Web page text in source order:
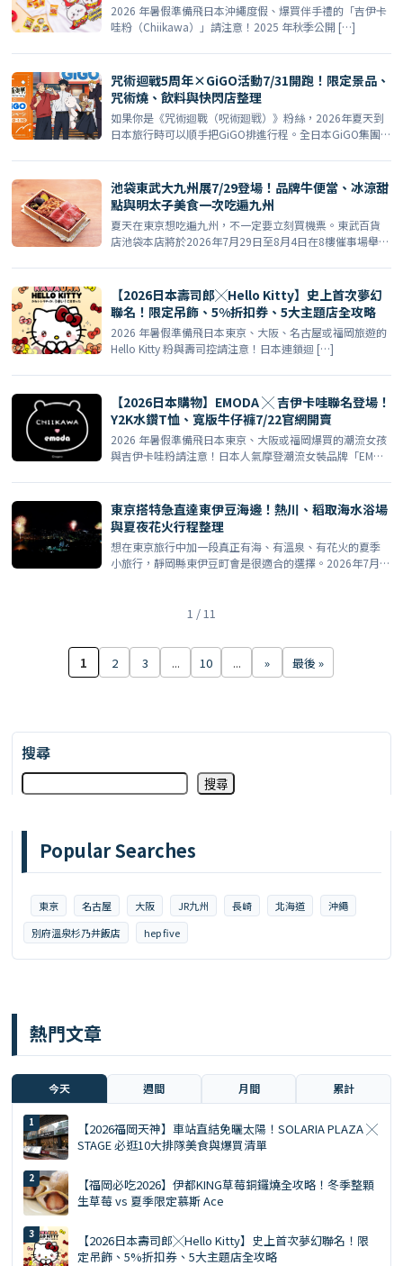
2026 年暑假準備飛日本沖繩度假、爆買伴手禮的「吉伊卡
哇粉（Chiikawa）」請注意！2025 年秋季公開 […]
咒術迴戰5周年×GiGO活動7/31開跑！限定景品、
咒術燒、飲料與快閃店整理
如果你是《咒術迴戰（呪術廻戦）》粉絲，2026年夏天到
日本旅行時可以順手把GiGO排進行程。全日本GiGO集團
池袋東武大九州展7/29登場！品牌牛便當、冰涼甜
點與明太子美食一次吃遍九州
夏天在東京想吃遍九州，不一定要立刻買機票。東武百貨
店池袋本店將於2026年7月29日至8月4日在8樓催事場舉辦
【2026日本壽司郎╳Hello Kitty】史上首次夢幻
聯名！限定吊飾、5%折扣券、5大主題店全攻略
2026 年暑假準備飛日本東京、大阪、名古屋或福岡旅遊的
Hello Kitty 粉與壽司控請注意！日本連鎖迴 […]
【2026日本購物】EMODA ╳ 吉伊卡哇聯名登場！
Y2K水鑽T恤、寬版牛仔褲7/22官網開賣
2026 年暑假準備飛日本東京、大阪或福岡爆買的潮流女孩
與吉伊卡哇粉請注意！日本人氣摩登潮流女裝品牌「EMOD
東京搭特急直達東伊豆海邊！熱川、稻取海水浴場
與夏夜花火行程整理
想在東京旅行中加一段真正有海、有溫泉、有花火的夏季
小旅行，靜岡縣東伊豆町會是很適合的選擇。2026年7月至
1 / 11
1 2 3 ... 10 ... » 最後 »
搜尋
搜尋
Popular Searches
東京 名古屋 大阪 JR九州 長崎 北海道
沖繩
別府溫泉杉乃井飯店
hep five
熱門文章
今天 週間 月間 累計
【2026福岡天神】車站直結免曬太陽！SOLARIA PLAZA ╳
STAGE 必逛10大排隊美食與爆買清單
【福岡必吃2026】伊都KING草莓銅鑼燒全攻略！冬季整顆
生草莓 vs 夏季限定慕斯 Ace
【2026日本壽司郎╳Hello Kitty】史上首次夢幻聯名！限
定吊飾、5%折扣券、5大主題店全攻略